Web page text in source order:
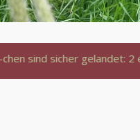
gelandet: 2